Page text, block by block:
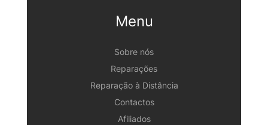
Menu
Sobre nós
Reparações
Reparação à Distância
Contactos
Afiliados